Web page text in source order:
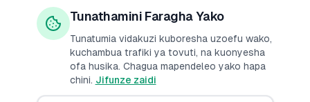
Tunathamini Faragha Yako
Tunatumia vidakuzi kuboresha uzoefu wako,
kuchambua trafiki ya tovuti, na kuonyesha
ofa husika. Chagua mapendeleo yako hapa
chini. Jifunze zaidi